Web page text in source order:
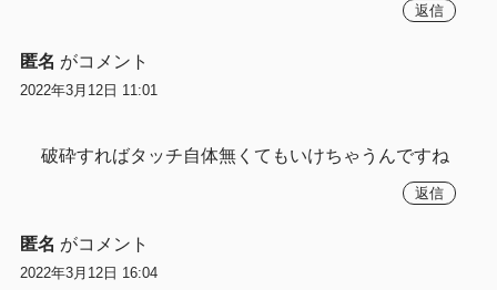
返信
匿名 がコメント
2022年3月12日 11:01
破砕すればタッチ自体無くてもいけちゃうんですね
返信
匿名 がコメント
2022年3月12日 16:04